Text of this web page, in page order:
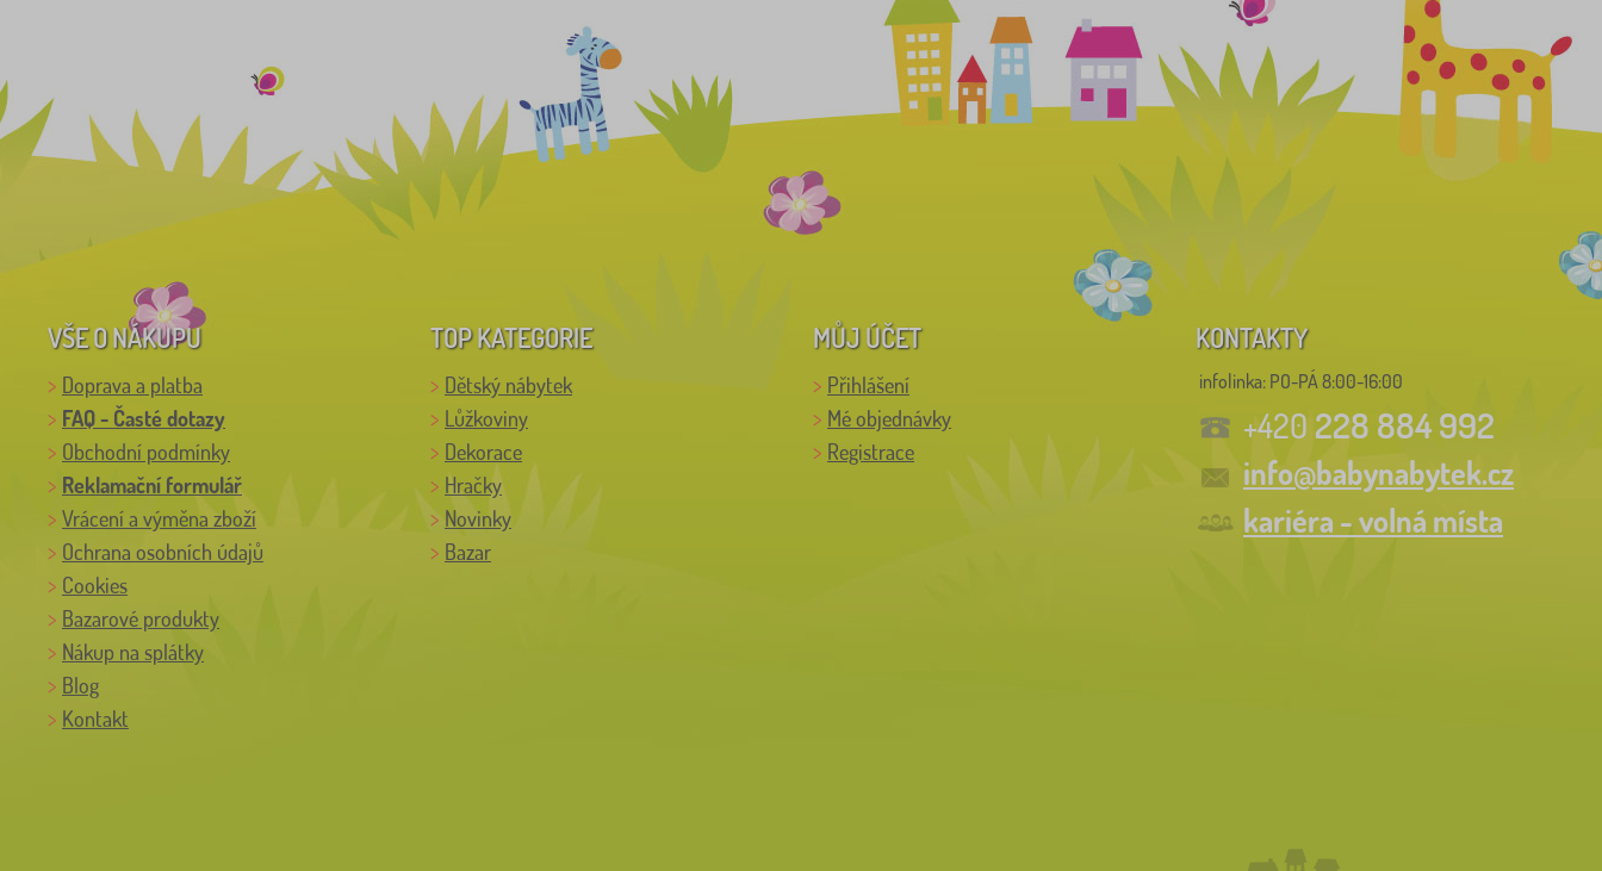
VŠE O NÁKUPU
Doprava a platba
FAQ - Časté dotazy
Obchodní podmínky
Reklamační formulář
Vrácení a výměna zboží
Ochrana osobních údajů
Cookies
Bazarové produkty
Nákup na splátky
Blog
Kontakt
TOP KATEGORIE
Dětský nábytek
Lůžkoviny
Dekorace
Hračky
Novinky
Bazar
MŮJ ÚČET
Přihlášení
Mé objednávky
Registrace
KONTAKTY
infolinka: PO-PÁ 8:00-16:00
+420 228 884 992
info@babynabytek.cz
kariéra - volná místa